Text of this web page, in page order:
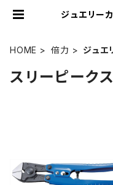
ジュエリー
HOME 倍力 ジュエ
スリーピーク